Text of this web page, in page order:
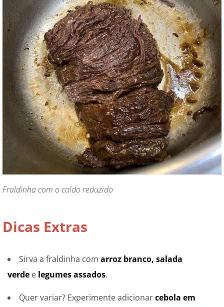
Fraldinha com o caldo reduzido
Dicas Extras
Sirva a fraldinha com arroz branco, salada
verde e legumes assados.
Quer variar? Experimente adicionarcebola em